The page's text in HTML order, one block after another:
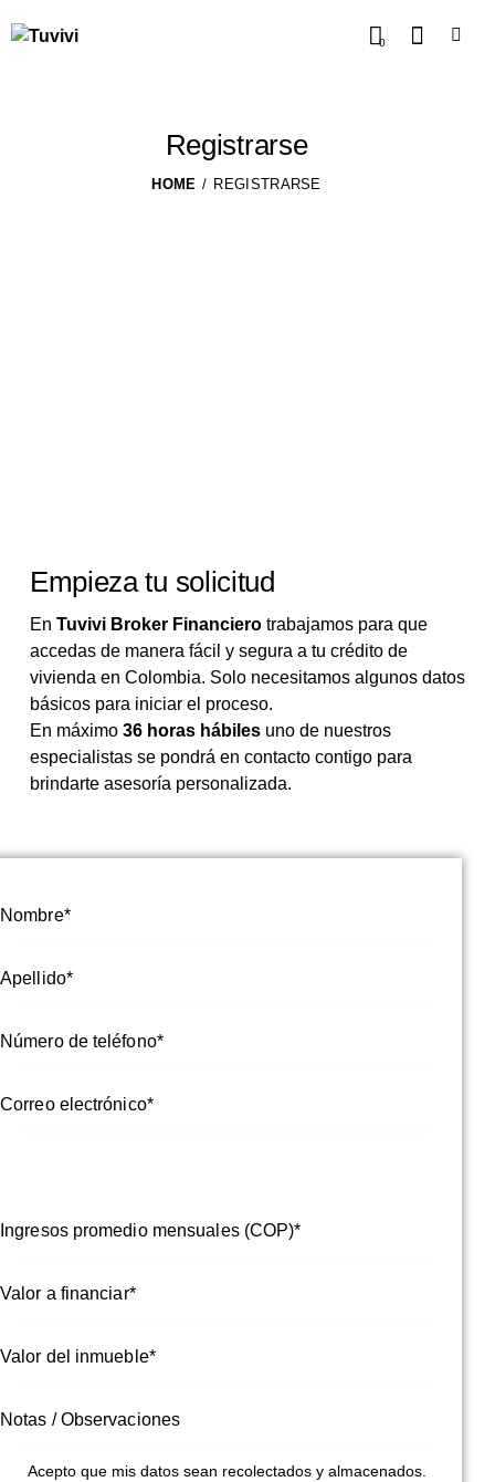
0
Registrarse
HOME REGISTRARSE
Empieza tu solicitud
En Tuvivi Broker Financierotrabajamos para que
accedas de manera fácil y segura a tu crédito de
vivienda en Colombia. Solo necesitamos algunos datos
básicos para iniciar el proceso.
En máximo 36 horas hábilesuno de nuestros
especialistas se pondrá en contacto contigo para
brindarte asesoría personalizada.
Acepto que mis datos sean recolectados y almacenados.